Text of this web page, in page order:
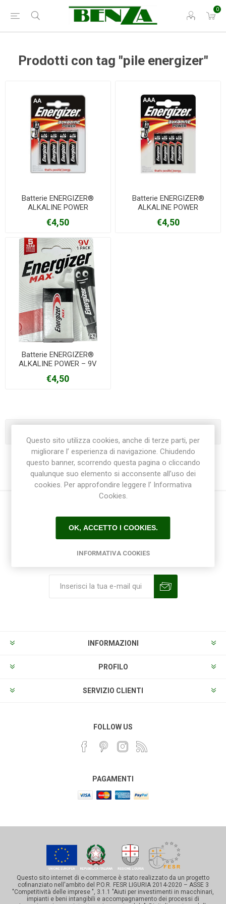
0
Prodotti con tag "pile energizer"
Batterie ENERGIZER®
ALKALINE POWER
€4,50
Batterie ENERGIZER®
ALKALINE POWER
€4,50
Batterie ENERGIZER®
ALKALINE POWER – 9V
€4,50
INFORMAZIONI
PROFILO
SERVIZIO CLIENTI
FOLLOW US
PAGAMENTI
Questo sito internet di e-commerce è stato realizzato da un progetto
cofinanziato nell'ambito del P.O.R. FESR LIGURIA 2014-2020 – ASSE 3
"Competitività delle imprese ", 3.1.1 "Aiuti per investimenti in macchinari,
impianti e beni intangibili e accompagnamento dei processi di
Questo sito utilizza cookies, anche di terze parti, per
migliorare l’ esperienza di navigazione. Chiudendo
questo banner, scorrendo questa pagina o cliccando
qualunque suo elemento si acconsente all’uso dei
cookies. Per approfondire leggere l’ Informativa
Cookies.
OK, ACCETTO I COOKIES.
INFORMATIVA COOKIES